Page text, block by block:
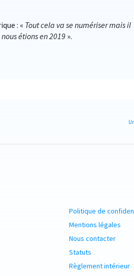
: « Tout cela va se numériser mais il
étions en 2019».
Politique de
Mentions légales
Nous contacter
Statuts
Règlement intérieur